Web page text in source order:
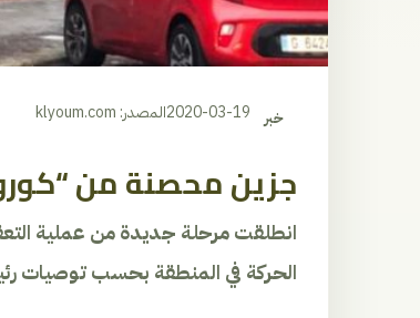
خبر 2020-03-19المصدر: klyoum.com
جزين محصنة من
انطلقت مرحلة جديدة من عملية
الحركة في المنطقة بحسب توصيات